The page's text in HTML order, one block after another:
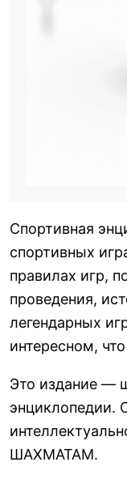
Спортивная
спортивных
правилах игр,
проведения,
легендарных
интересном,
Это издание —
энциклопедии.
ШАХМАТАМ.